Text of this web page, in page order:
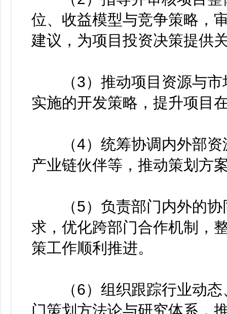
位、收益模型与竞争策略，
建议，为项目投资决策提供
（3）推动项目资源与市
实施的开发策略，提升项目
（4）统筹协调内外部资
产业链伙伴等，推动策划方
（5）负责部门内外的协
求，优化跨部门合作机制，
策工作顺利推进。
（6）组织跟踪行业动态
门策划方法论与研究体系，